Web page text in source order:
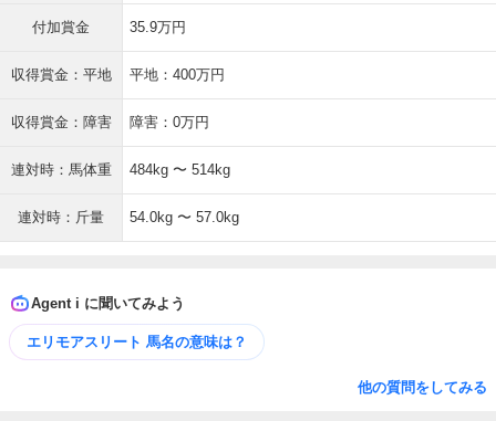
付加賞金 35.9万円
収得賞金：平地 平地：400万円
収得賞金：障害 障害：0万円
連対時：馬体重 484kg 〜 514kg
連対時：斤量 54.0kg 〜 57.0kg
Agent i に聞いてみよう
エリモアスリート 馬名の意味は？
他の質問をしてみる